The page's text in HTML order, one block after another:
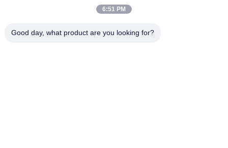
니다
6:51 PM
Good day, what product are you looking for?